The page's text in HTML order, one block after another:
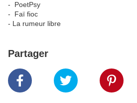
- PoetPsy
- Faï fioc
- La rumeur libre
Partager